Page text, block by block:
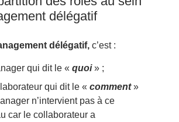
délégatif
délégatif, c’est :
qui dit le « quoi» ;
qui dit le « comment»
n’intervient pas à ce
car le collaborateur a